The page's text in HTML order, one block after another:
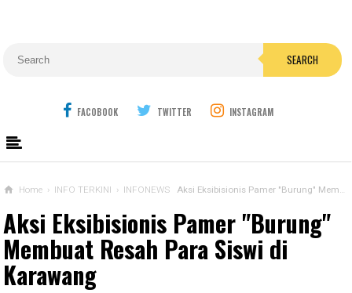
SEARCH
FACOBOOK TWITTER INSTAGRAM
Home › INFO TERKINI › INFONEWS Aksi Eksibisionis Pamer "Burung" Membuat Resah Para Siswi di Karawang
Aksi Eksibisionis Pamer "Burung"
Membuat Resah Para Siswi di
Karawang